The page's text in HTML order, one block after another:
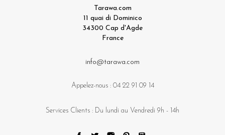
Tarawa.com
11 quai di Dominico
34300 Cap d'Agde
France
info@tarawa.com
Appelez-nous : 04 22 91 09 14
Services Clients : Du lundi au Vendredi 9h - 14h